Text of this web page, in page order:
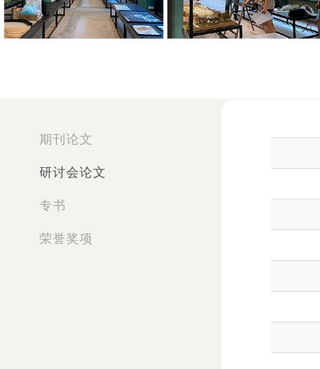
期刊论文
研讨会论文
专书
荣誉奖项